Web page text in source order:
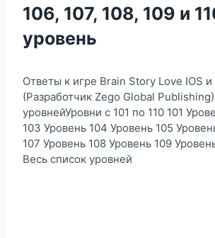
106, 107, 108, 109 и
уровень
Ответы к игре Brain Story Love IOS
(Разработчик Zego Global
уровнейУровни с 101 по 110 101
103 Уровень 104 Уровень 105
107 Уровень 108 Уровень 109
Весь список уровней